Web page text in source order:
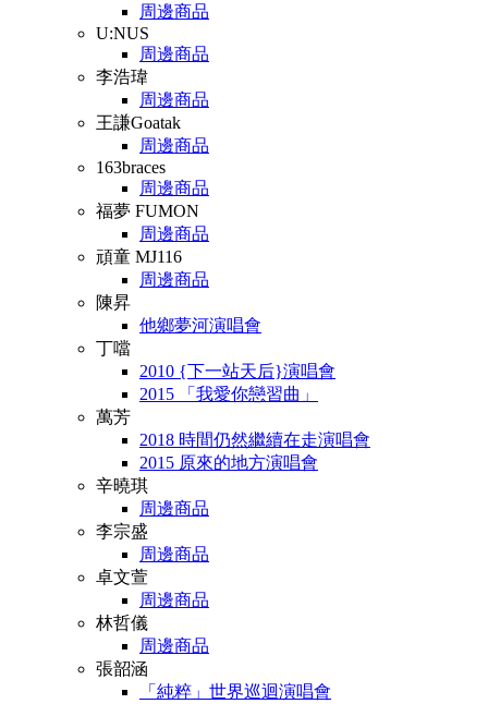
周邊商品
U:NUS
周邊商品
李浩瑋
周邊商品
王謙Goatak
周邊商品
163braces
周邊商品
福夢 FUMON
周邊商品
頑童 MJ116
周邊商品
陳昇
他鄉夢河演唱會
丁噹
2010 {下一站天后}演唱會
2015 「我愛你戀習曲」
萬芳
2018 時間仍然繼續在走演唱會
2015 原來的地方演唱會
辛曉琪
周邊商品
李宗盛
周邊商品
卓文萱
周邊商品
林哲儀
周邊商品
張韶涵
「純粹」世界巡迴演唱會